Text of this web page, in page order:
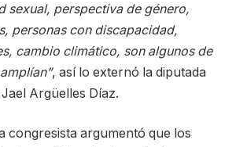
sexual, perspectiva de género,
personas con discapacidad,
cambio climático, son algunos de
, así lo externó la diputada
Argüelles Díaz.
congresista argumentó que los